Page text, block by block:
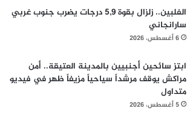
الفلبين.. زلزال بقوة 5,9 درجات يضرب جنوب غربي
سارانجاني
6 أغسطس، 2026
ابتز سائحين أجنبيين بالمدينة العتيقة.. أمن
مراكش يوقف مرشداً سياحياً مزيفاً ظهر في فيديو
متداول
5 أغسطس، 2026